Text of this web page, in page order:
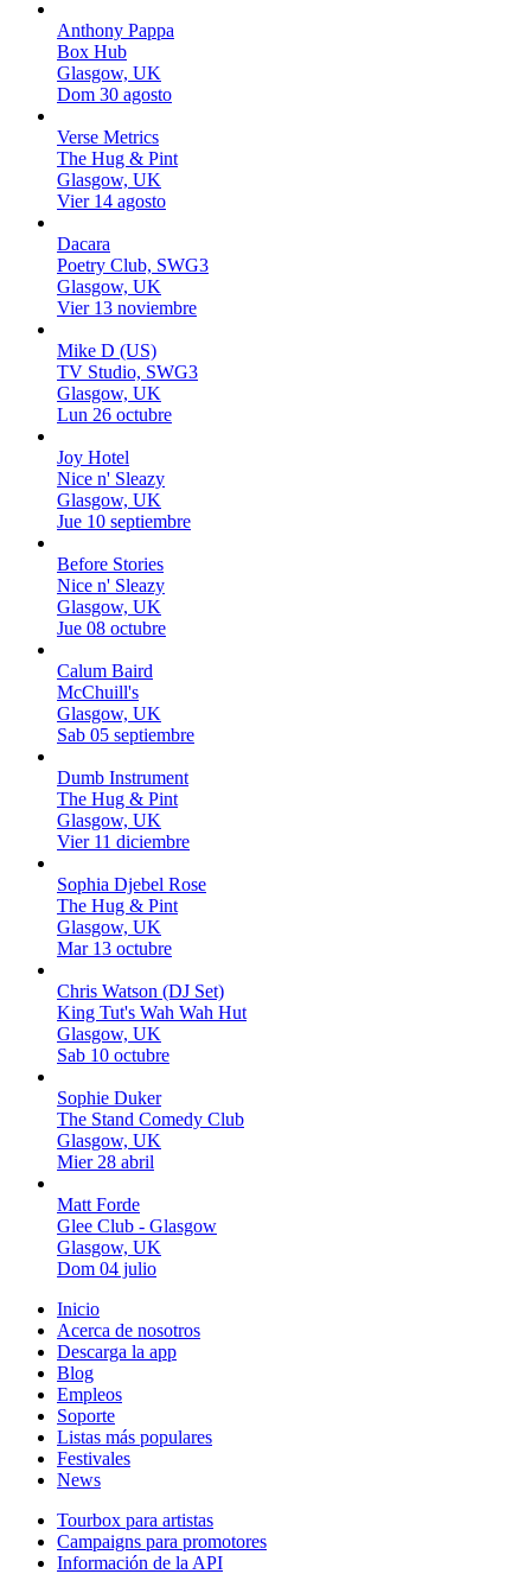
Anthony Pappa
Box Hub
Glasgow, UK
Dom 30 agosto
Verse Metrics
The Hug & Pint
Glasgow, UK
Vier 14 agosto
Dacara
Poetry Club, SWG3
Glasgow, UK
Vier 13 noviembre
Mike D (US)
TV Studio, SWG3
Glasgow, UK
Lun 26 octubre
Joy Hotel
Nice n' Sleazy
Glasgow, UK
Jue 10 septiembre
Before Stories
Nice n' Sleazy
Glasgow, UK
Jue 08 octubre
Calum Baird
McChuill's
Glasgow, UK
Sab 05 septiembre
Dumb Instrument
The Hug & Pint
Glasgow, UK
Vier 11 diciembre
Sophia Djebel Rose
The Hug & Pint
Glasgow, UK
Mar 13 octubre
Chris Watson (DJ Set)
King Tut's Wah Wah Hut
Glasgow, UK
Sab 10 octubre
Sophie Duker
The Stand Comedy Club
Glasgow, UK
Mier 28 abril
Matt Forde
Glee Club - Glasgow
Glasgow, UK
Dom 04 julio
Inicio
Acerca de nosotros
Descarga la app
Blog
Empleos
Soporte
Listas más populares
Festivales
News
Tourbox para artistas
Campaigns para promotores
Información de la API